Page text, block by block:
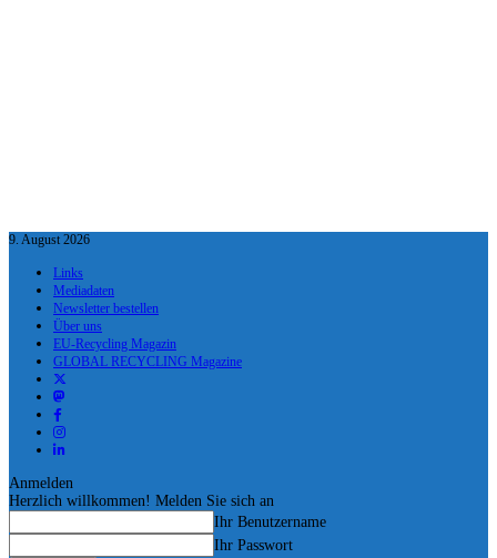
9. August 2026
Links
Mediadaten
Newsletter bestellen
Über uns
EU-Recycling Magazin
GLOBAL RECYCLING Magazine
Anmelden
Herzlich willkommen! Melden Sie sich an
Ihr Benutzername
Ihr Passwort